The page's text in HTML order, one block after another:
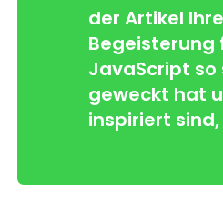
der Artikel Ihre
Begeisterung
JavaScript so
geweckt hat
inspiriert